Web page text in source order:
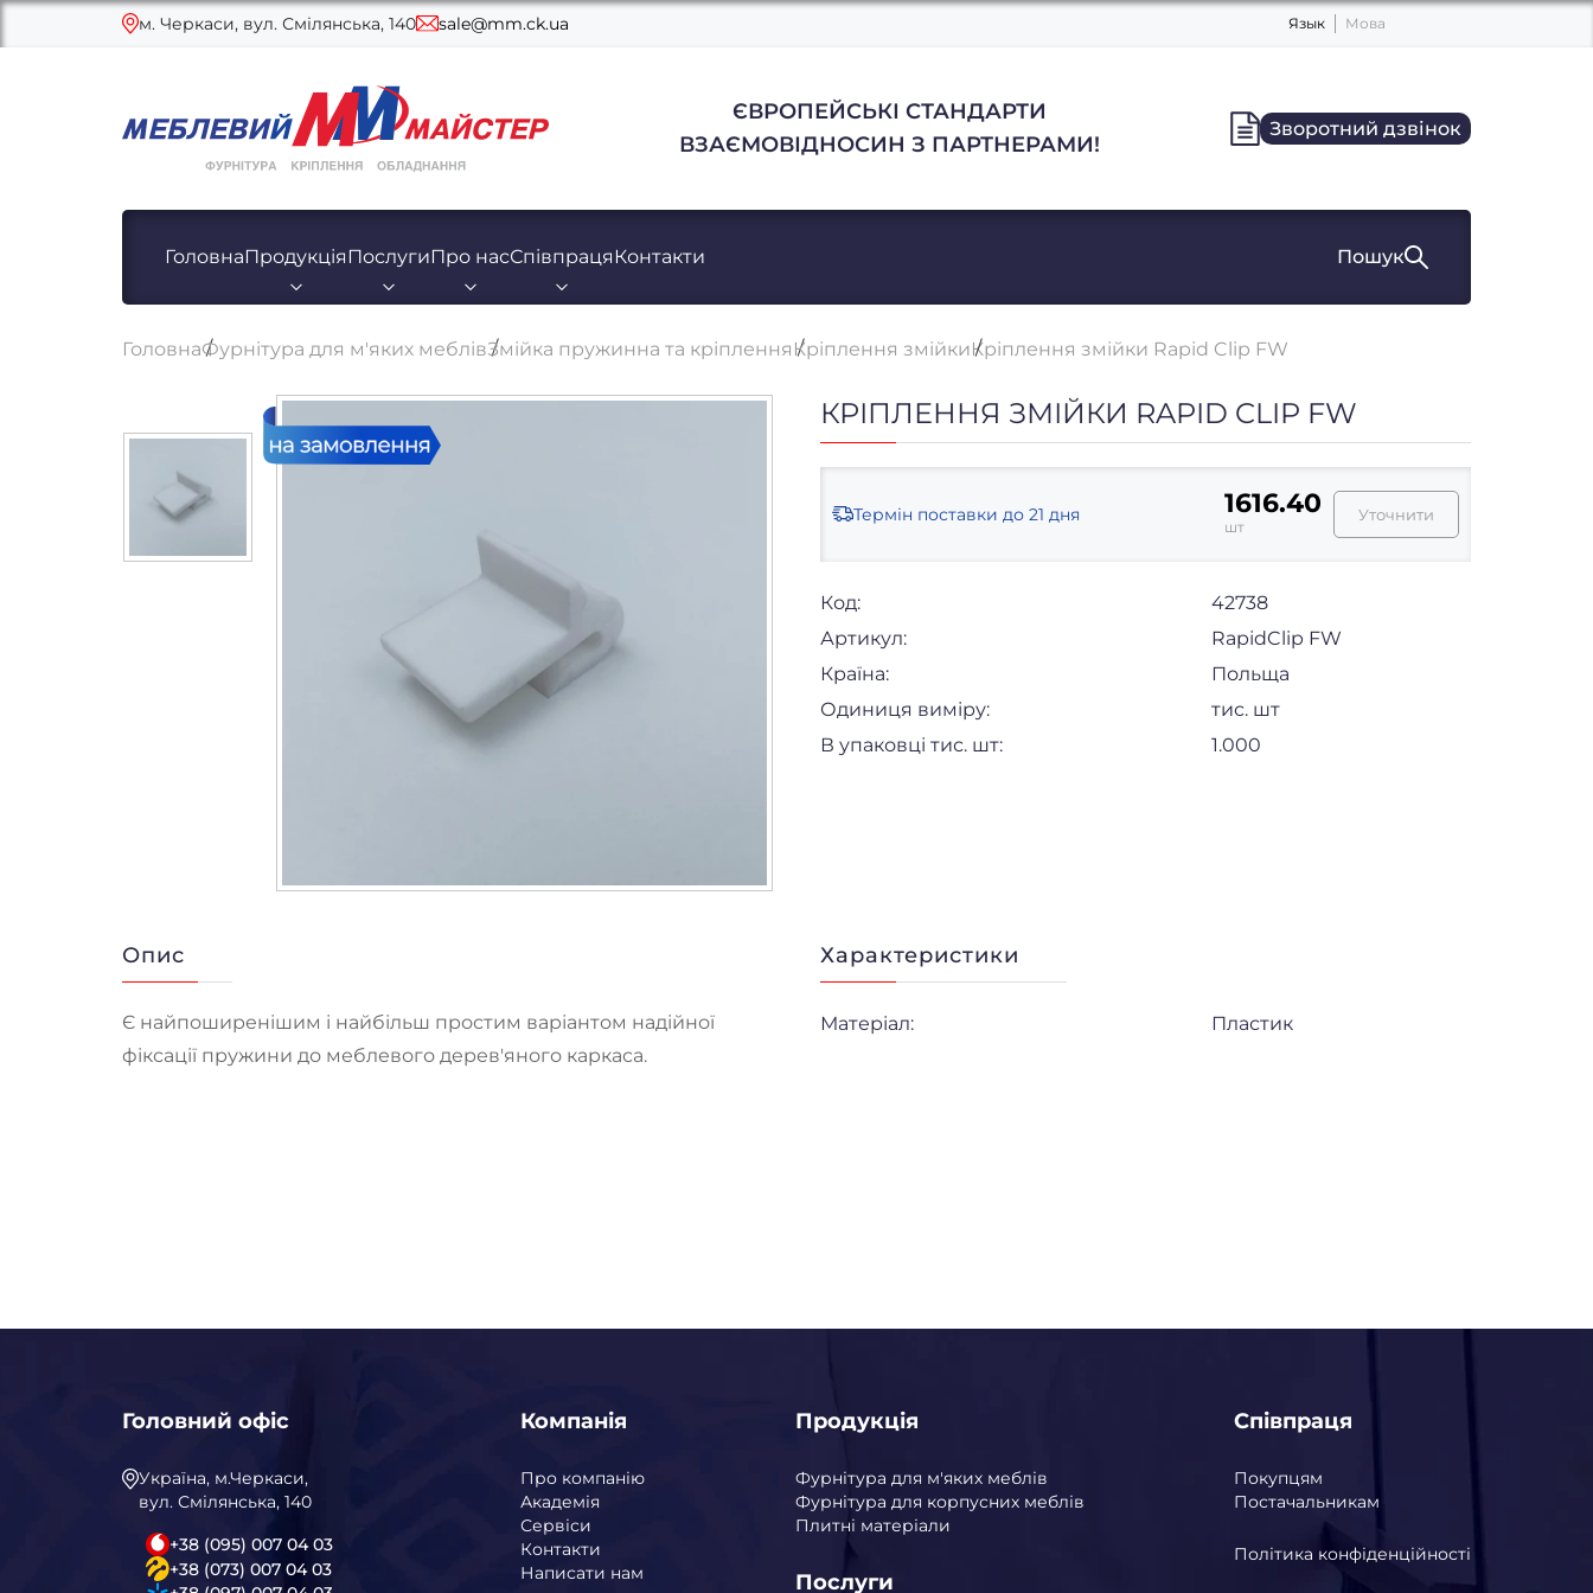
м. Черкаси, вул. Смілянська, 140 sale@mm.ck.ua Язык Мова
ЄВРОПЕЙСЬКІ СТАНДАРТИ
ВЗАЄМОВІДНОСИН З ПАРТНЕРАМИ!
Зворотний дзвінок
ГоловнаПродукція ПослугиПро насСпівпраця Контакти Пошук
ГоловнаФурнітура для м'яких меблівЗмійка пружинна та кріплення Кріплення змійкиКріплення змійки Rapid Clip FW
КРІПЛЕННЯ ЗМІЙКИ RAPID CLIP FW
Термін поставки до 21 дня 1616.40
шт
Уточнити
Код:
42738
Артикул:
RapidClip FW
Країна:
Польща
Одиниця виміру:
тис. шт
В упаковці тис. шт:
1.000
Опис
Є найпоширенішим і найбільш простим варіантом надійної
фіксації пружини до меблевого дерев'яного каркаса.
Характеристики
Матеріал: Пластик
Головний офіс
Україна, м.Черкаси,
вул. Смілянська, 140
+38 (095) 007 04 03
+38 (073) 007 04 03
Компанія
Про компанію
Академія
Сервіси
Контакти
Написати нам
Продукція
Фурнітура для м'яких меблів
Фурнітура для корпусних меблів
Плитні матеріали
Послуги
Співпраця
Покупцям
Постачальникам
Політика конфіденційності